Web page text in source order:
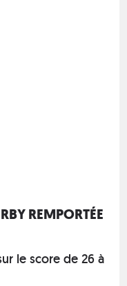
REMPORTÉE
le score de 26 à